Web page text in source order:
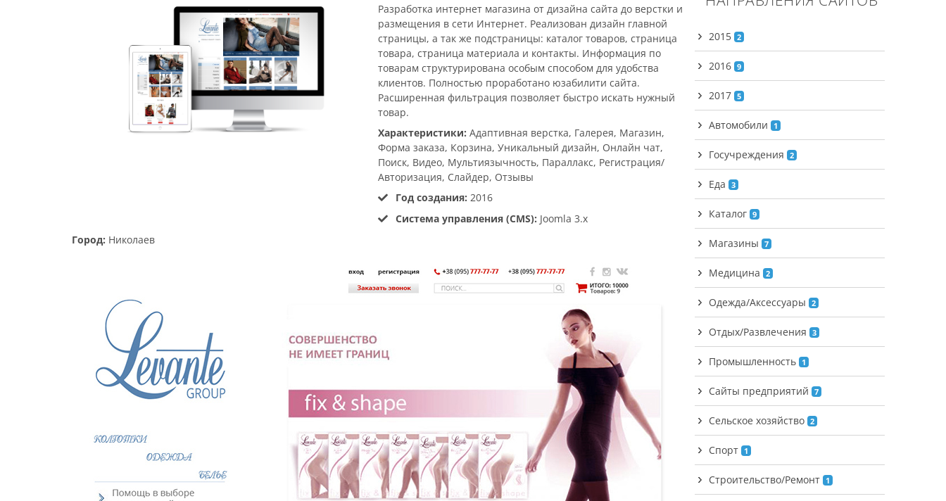
Разработка интернет магазина от дизайна сайта до верстки и
размещения в сети Интернет. Реализован дизайн главной
страницы, а так же подстраницы: каталог товаров, страница
товара, страница материала и контакты. Информация по
товарам структурирована особым способом для удобства
клиентов. Полностью проработано юзабилити сайта.
Расширенная фильтрация позволяет быстро искать нужный
товар.
Характеристики: Адаптивная верстка, Галерея, Магазин,
Форма заказа, Корзина, Уникальный дизайн, Онлайн чат,
Поиск, Видео, Мультиязычность, Параллакс, Регистрация/
Авторизация, Слайдер, Отзывы
Год создания: 2016
Система управления (CMS): Joomla 3.x
Город: Николаев
2015 2
2016 9
2017 5
Автомобили 1
Госучреждения 2
Еда 3
Каталог 9
Магазины 7
Медицина 2
Одежда/Аксессуары 2
Отдых/Развлечения 3
Промышленность 1
Сайты предприятий 7
Сельское хозяйство 2
Спорт 1
Строительство/Ремонт 1